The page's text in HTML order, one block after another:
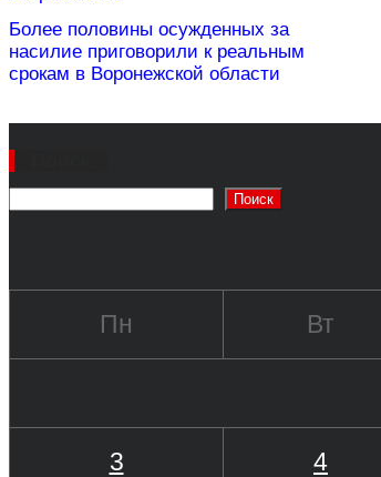
Более половины осужденных за
насилие приговорили к реальным
срокам в Воронежской области
Поиск
Пн Вт
3 4